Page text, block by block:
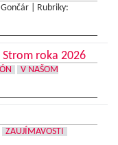
|
Rubriky:
Strom roka 2026
V NAŠOM
ZAUJÍMAVOSTI